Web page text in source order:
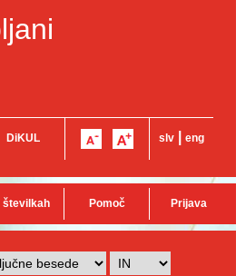
DiKUL slv eng
številkah Pomoč Prijava